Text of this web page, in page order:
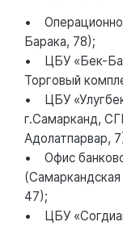
•
Барака, 78);
• ЦБУ «Бек-
Торговый
• ЦБУ
г.Самарканд,
Адолатпарвар,
• Офис
47);
• ЦБУ